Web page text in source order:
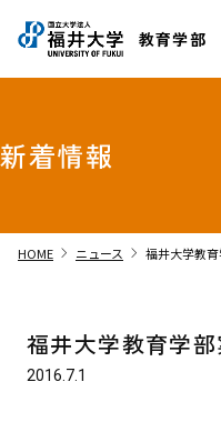
教育学部
新着情報
HOME chevron_right ニュース chevron_right 福井大学教
福井大学教育学
2016.7.1